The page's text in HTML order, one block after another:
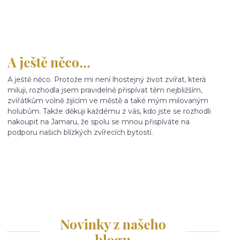
A ještě něco…
A ještě něco. Protože mi není lhostejný život zvířat, která
miluji, rozhodla jsem pravidelně přispívat těm nejbližším,
zvířátkům volně žijícím ve městě a také mým milovaným
holubům. Takže děkuji každému z vás, kdo jste se rozhodli
nakoupit na Jamaru, že spolu se mnou přispíváte na
podporu našich blízkých zvířecích bytostí.
Novinky z našeho